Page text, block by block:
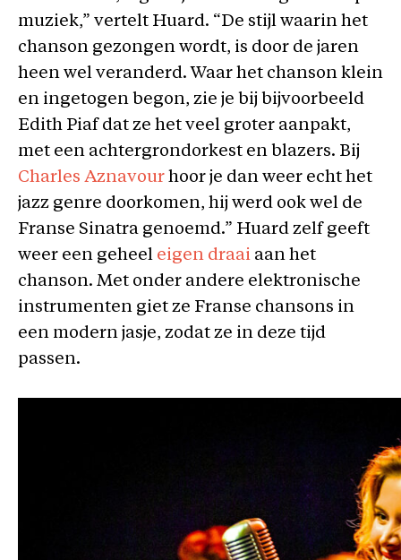
muziek,” vertelt Huard. “De stijl waarin het
chanson gezongen wordt, is door de jaren
heen wel veranderd. Waar het chanson klein
en ingetogen begon, zie je bij bijvoorbeeld
Edith Piaf dat ze het veel groter aanpakt,
met een achtergrondorkest en blazers. Bij
Charles Aznavour hoor je dan weer echt het
jazz genre doorkomen, hij werd ook wel de
Franse Sinatra genoemd.” Huard zelf geeft
weer een geheel eigen draai aan het
chanson. Met onder andere elektronische
instrumenten giet ze Franse chansons in
een modern jasje, zodat ze in deze tijd
passen.